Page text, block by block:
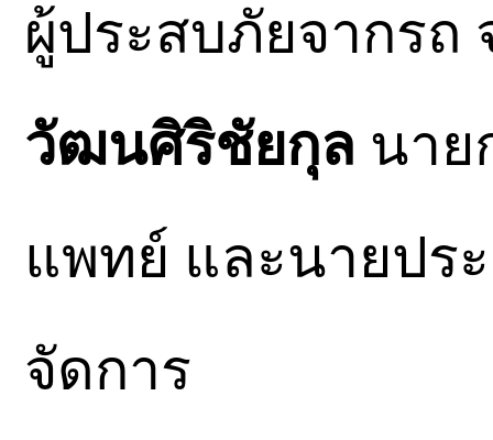
ผู้ประสบภัยจากรถ
วัฒนศิริชัยกุล นาย
แพทย์ และนายปร
จัดการ